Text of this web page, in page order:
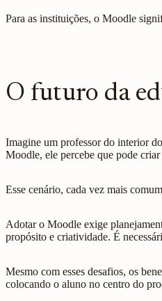
Para as instituições, o Moodle
O futuro da
Imagine um professor do interior
Moodle, ele percebe que pode
Esse cenário, cada vez mais
Adotar o Moodle exige
propósito e criatividade. É
Mesmo com esses desafios, os
colocando o aluno no centro do